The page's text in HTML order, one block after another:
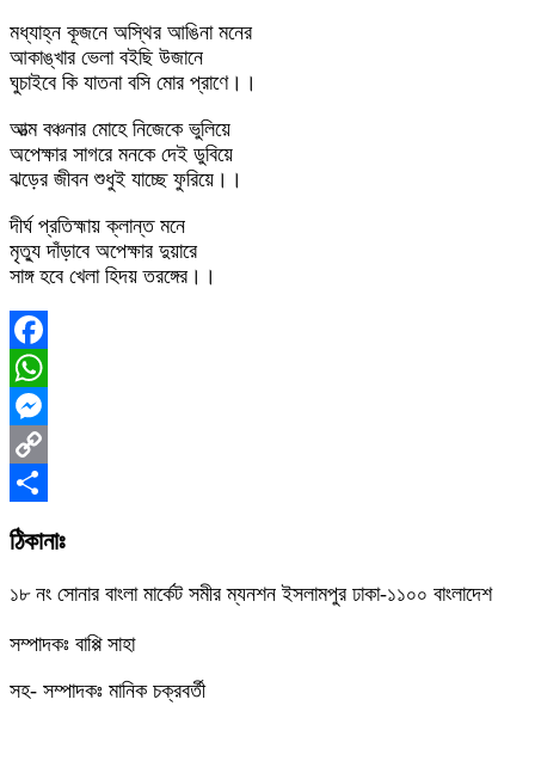
মধ্যাহ্ন কূজনে অস্থির আঙিনা মনের
আকাঙ্খার ভেলা বইছি উজানে
ঘুচাইবে কি যাতনা বসি মোর প্রাণে।।
আত্ম বঞ্চনার মোহে নিজেকে ভুলিয়ে
অপেক্ষার সাগরে মনকে দেই ডুবিয়ে
ঝড়ের জীবন শুধুই যাচ্ছে ফুরিয়ে।।
দীর্ঘ প্রতিহ্মায় ক্লান্ত মনে
মৃত্যু দাঁড়াবে অপেক্ষার দুয়ারে
সাঙ্গ হবে খেলা হিদয় তরঙ্গের।।
Facebook
WhatsApp
Messenger
Copy
Link
Share
ঠিকানাঃ
১৮ নং সোনার বাংলা মার্কেট সমীর ম্যনশন ইসলামপুর ঢাকা-১১০০ বাংলাদেশ
সম্পাদকঃ বাপ্পি সাহা
সহ- সম্পাদকঃ মানিক চক্রবর্তী